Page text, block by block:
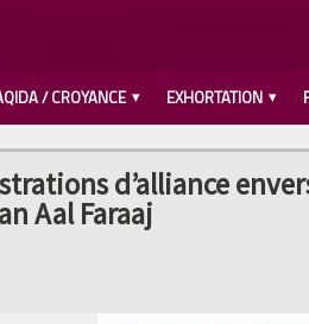
/ CROYANCE EXHORTATION
d’alliance
Aal Faraaj